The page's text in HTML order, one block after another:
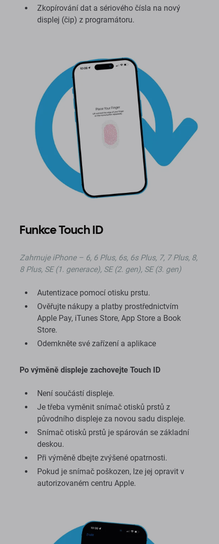
Zkopírování dat a sériového čísla na nový
displej (čip) z programátoru.
Funkce Touch ID
Zahrnuje iPhone – 6, 6 Plus, 6s, 6s Plus, 7, 7 Plus, 8,
8 Plus, SE (1. generace), SE (2. gen), SE (3. gen)
Autentizace pomocí otisku prstu.
Ověřujte nákupy a platby prostřednictvím
Apple Pay, iTunes Store, App Store a Book
Store.
Odemkněte své zařízení a aplikace
Po výměně displeje zachovejte Touch ID
Není součástí displeje.
Je třeba vyměnit snímač otisků prstů z
původního displeje za novou sadu displeje.
Snímač otisků prstů je spárován se základní
deskou.
Při výměně dbejte zvýšené opatrnosti.
Pokud je snímač poškozen, lze jej opravit v
autorizovaném centru Apple.